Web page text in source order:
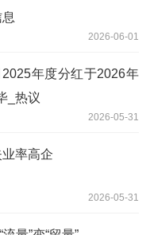
2026-06-01
年度分红于2026年
_热议
2026-05-31
率高企
2026-05-31